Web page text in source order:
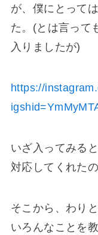
が、僕にとって
た。(とは言って
入りましたが)
https://
いざ入ってみる
対応してくれた
そこから、わり
いろんなことを